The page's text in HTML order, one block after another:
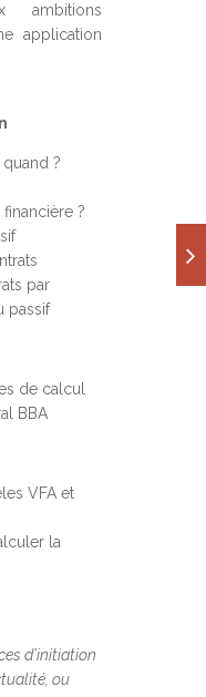
ambitions
application
quand ?
?
par
passif
de calcul
BBA
VFA et
la
d’initiation
ou